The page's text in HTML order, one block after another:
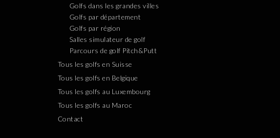
Golfs dans les grandes villes
Golfs par département
Golfs par région
Salles simulateur de golf
Parcours de golf Pitch&Putt
Tous les golfs en Suisse
Tous les golfs en Belgique
Tous les golfs au Luxembourg
Tous les golfs au Maroc
Contact